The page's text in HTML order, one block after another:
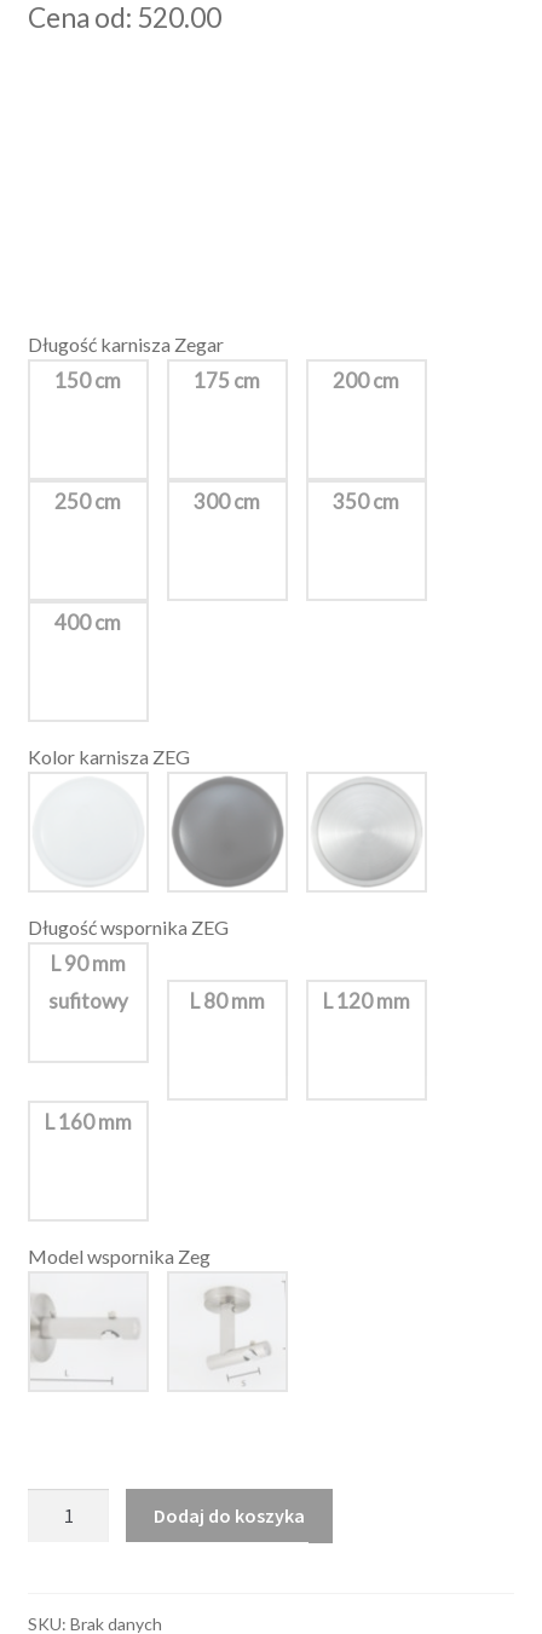
Cena od: 520.00
Długość karnisza Zegar
150 cm 175 cm 200 cm
250 cm 300 cm 350 cm
400 cm
Kolor karnisza ZEG
Długość wspornika ZEG
L 90 mm
sufitowy
L 80 mm L 120 mm
L 160 mm
Model wspornika Zeg
szyna
Dodaj do koszyka
SKU: Brak danych